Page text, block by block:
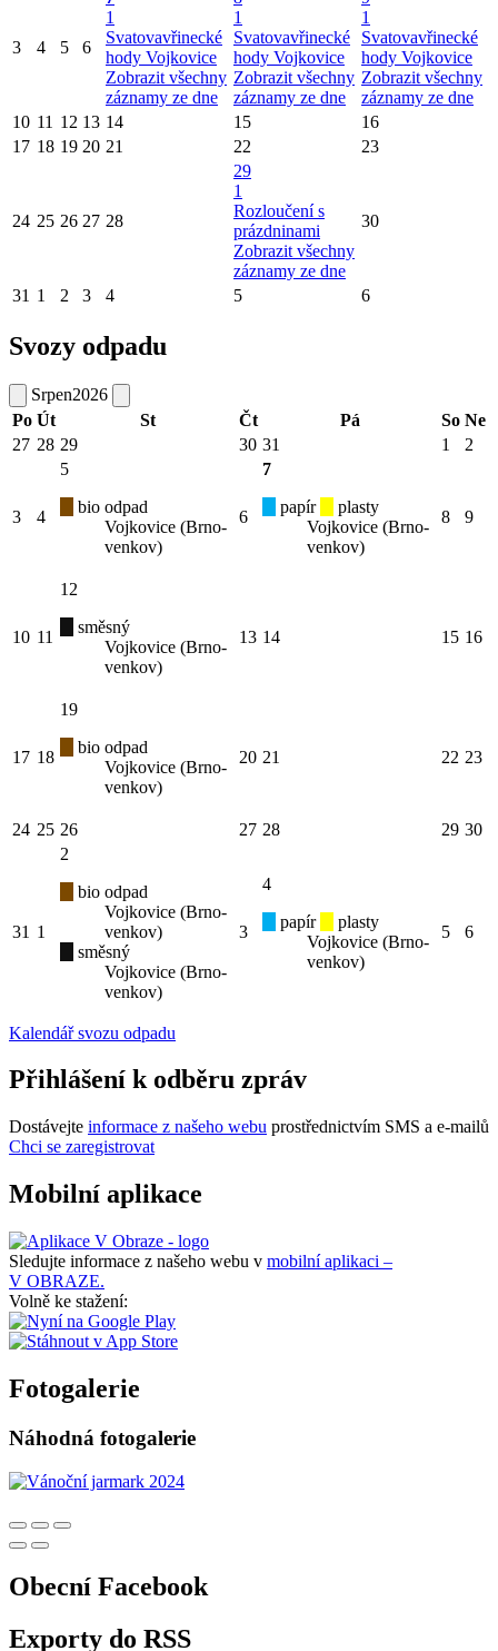
3 4 5 6
1
Svatovavřinecké
hody Vojkovice
Zobrazit všechny
záznamy ze dne
1
Svatovavřinecké
hody Vojkovice
Zobrazit všechny
záznamy ze dne
1
Svatovavřinecké
hody Vojkovice
Zobrazit všechny
záznamy ze dne
10 11 12 13 14 15
16
17 18 19 20 21 22 23
24 25 26 27 28
29
1
Rozloučení s
prázdninami
Zobrazit všechny
záznamy ze dne
30
31 1 2 3 4 5 6
Svozy odpadu
Srpen2026
Po Út St Čt Pá So Ne
27 28 29 30 31 1 2
3 4
5
bio odpad
Vojkovice (Brno-
venkov)
6
7
papír
plasty
Vojkovice (Brno-
venkov)
8 9
10 11
12
směsný
Vojkovice (Brno-
venkov)
13 14 15 16
17 18
19
bio odpad
Vojkovice (Brno-
venkov)
20 21 22 23
24 25 26 27 28 29 30
31 1
2
bio odpad
Vojkovice (Brno-
venkov)
směsný
Vojkovice (Brno-
venkov)
3
4
papír
plasty
Vojkovice (Brno-
venkov)
5 6
Kalendář svozu odpadu
Přihlášení k odběru zpráv
Dostávejte informace z našeho webu prostřednictvím SMS a e-mailů
Chci se zaregistrovat
Mobilní aplikace
Sledujte informace z našeho webu v mobilní aplikaci –
V OBRAZE.
Volně ke stažení:
Fotogalerie
Náhodná fotogalerie
Obecní Facebook
Exporty do RSS